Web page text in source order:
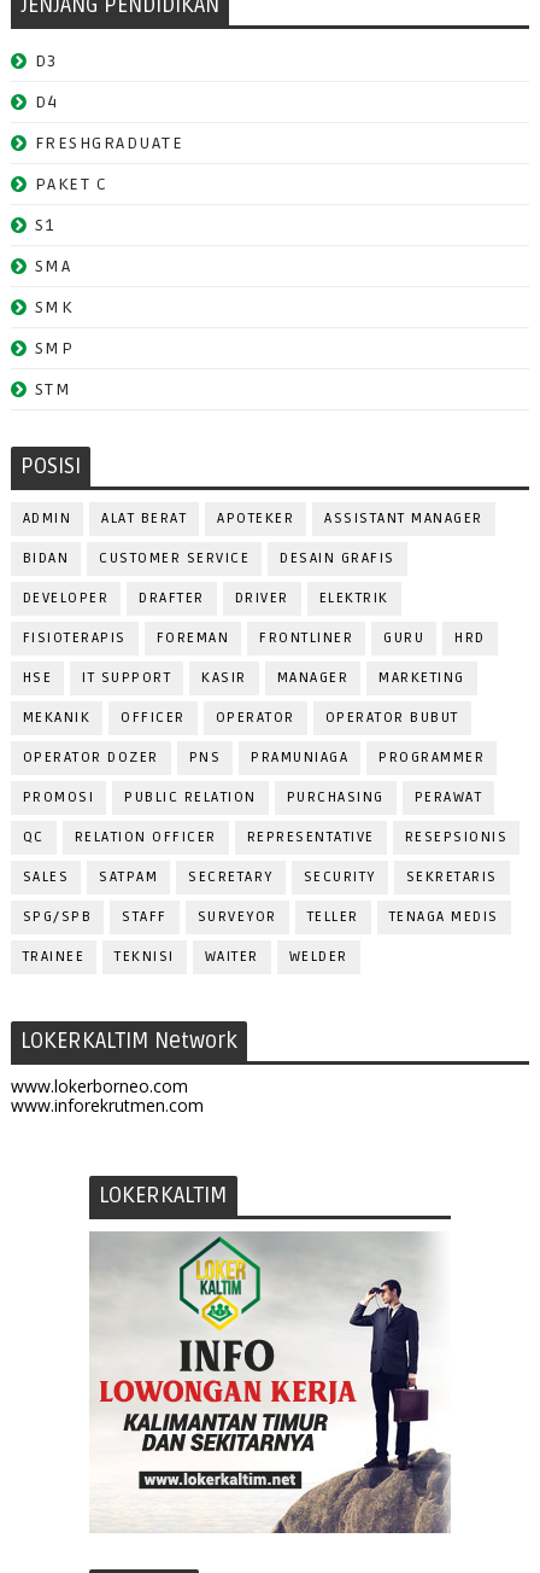
D3
D4
FRESHGRADUATE
PAKET C
S1
SMA
SMK
SMP
STM
POSISI
ADMIN ALAT BERAT APOTEKER ASSISTANT MANAGER
BIDAN CUSTOMER SERVICE DESAIN GRAFIS
DEVELOPER DRAFTER DRIVER ELEKTRIK
FISIOTERAPIS FOREMAN FRONTLINER GURU HRD
HSE IT SUPPORT KASIR MANAGER MARKETING
MEKANIK OFFICER OPERATOR OPERATOR BUBUT
OPERATOR DOZER PNS PRAMUNIAGA PROGRAMMER
PROMOSI PUBLIC RELATION PURCHASING PERAWAT
QC RELATION OFFICER REPRESENTATIVE RESEPSIONIS
SALES SATPAM SECRETARY SECURITY SEKRETARIS
SPG/SPB STAFF SURVEYOR TELLER TENAGA MEDIS
TRAINEE TEKNISI WAITER WELDER
LOKERKALTIM Network
www.lokerborneo.com
www.inforekrutmen.com
LOKERKALTIM